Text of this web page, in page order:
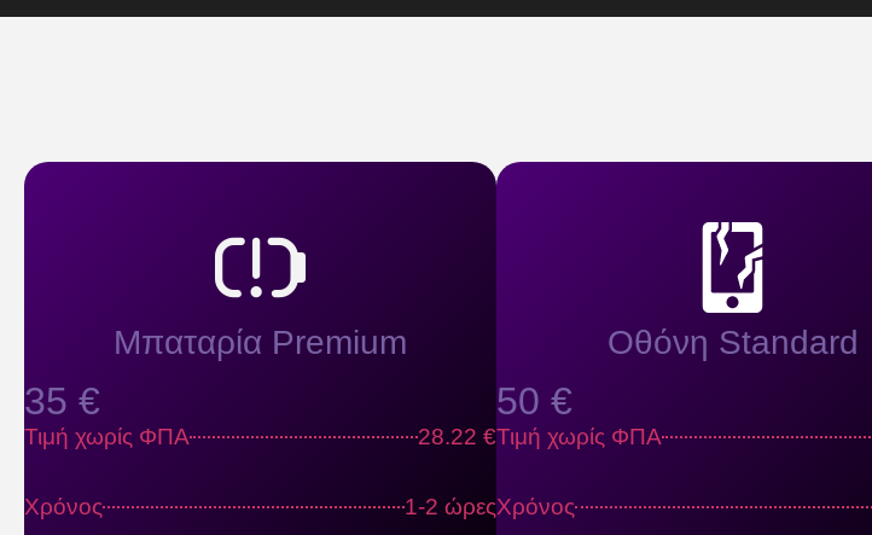
Μπαταρία Premium
35 €
Τιμή χωρίς ΦΠΑ 28.22 €
Χρόνος 1-2 ώρες
Οθόνη Standard
50 €
Τιμή χωρίς ΦΠΑ
Χρόνος